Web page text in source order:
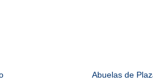
Abuelas de